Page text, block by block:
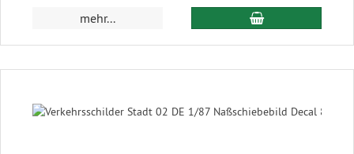
mehr... In den